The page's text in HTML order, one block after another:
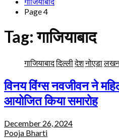
Page 4
Tag:गाजियाबाद
गाजियाबाददिल्लीदेशनोएडा
विनय विंग्स नवजीवन ने
आयोजित किया समारोह
December 26, 2024
Pooja Bharti